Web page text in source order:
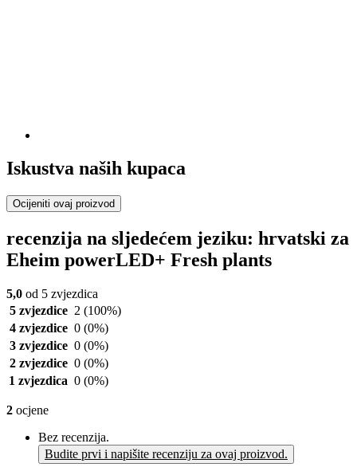
Iskustva naših kupaca
Ocijeniti ovaj proizvod
recenzija na sljedećem jeziku: hrvatski za
Eheim powerLED+ Fresh plants
5,0 od 5 zvjezdica
5 zvjezdice 2 (100%)
4 zvjezdice 0 (0%)
3 zvjezdice 0 (0%)
2 zvjezdice 0 (0%)
1 zvjezdica 0 (0%)
2 ocjene
Bez recenzija.
Budite prvi i napišite recenziju za ovaj proizvod.